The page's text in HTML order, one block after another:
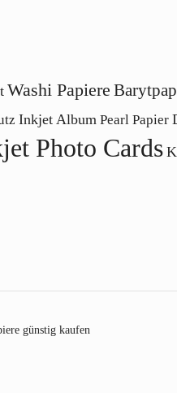
Washi Papiere
Inkjet Album Pearl Papier
Photo Cards
günstig kaufen